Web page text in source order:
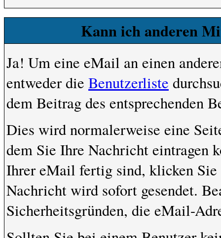
Kann ich anderen
Ja! Um eine eMail an einen
entweder die Benutzerliste
dem Beitrag des entsprechenden
Dies wird normalerweise eine
dem Sie Ihre Nachricht eintragen
Ihrer eMail fertig sind, klicken
Nachricht wird sofort gesendet.
Sicherheitsgründen, die eMail-